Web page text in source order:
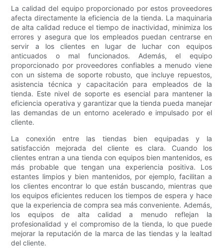
La calidad del equipo proporcionado por estos proveedores
afecta directamente la eficiencia de la tienda. La maquinaria
de alta calidad reduce el tiempo de inactividad, minimiza los
errores y asegura que los empleados puedan centrarse en
servir a los clientes en lugar de luchar con equipos
anticuados o mal funcionados. Además, el equipo
proporcionado por proveedores confiables a menudo viene
con un sistema de soporte robusto, que incluye repuestos,
asistencia técnica y capacitación para empleados de la
tienda. Este nivel de soporte es esencial para mantener la
eficiencia operativa y garantizar que la tienda pueda manejar
las demandas de un entorno acelerado e impulsado por el
cliente.
La conexión entre las tiendas bien equipadas y la
satisfacción mejorada del cliente es clara. Cuando los
clientes entran a una tienda con equipos bien mantenidos, es
más probable que tengan una experiencia positiva. Los
estantes limpios y bien mantenidos, por ejemplo, facilitan a
los clientes encontrar lo que están buscando, mientras que
los equipos eficientes reducen los tiempos de espera y hace
que la experiencia de compra sea más conveniente. Además,
los equipos de alta calidad a menudo reflejan la
profesionalidad y el compromiso de la tienda, lo que puede
mejorar la reputación de la marca de las tiendas y la lealtad
del cliente.